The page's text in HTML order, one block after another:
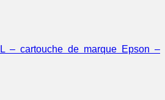
– cartouche de marque Epson –